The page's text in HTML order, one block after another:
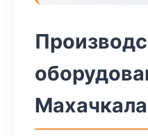
Махачкала